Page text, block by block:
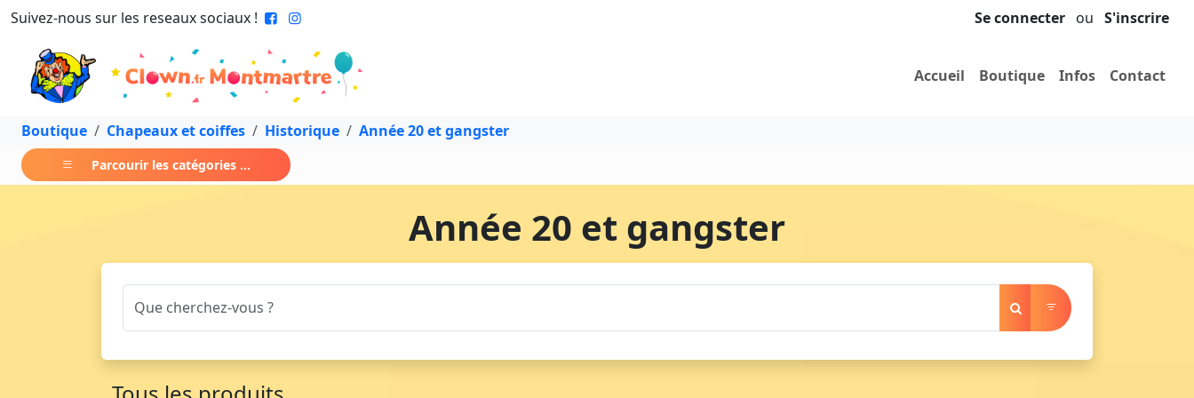
Suivez-nous sur les reseaux sociaux ! Se connecter ou S'inscrire
Accueil Boutique Infos Contact
Boutique Chapeaux et coiffes Historique Année 20 et gangster
Parcourir les catégories ...
Année 20 et gangster